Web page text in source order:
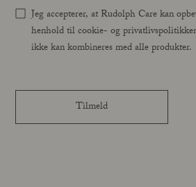
Jeg accepterer, at Rudolph Care kan
henhold til cookie- og
ikke kan kombineres med alle produkter.
Tilmeld